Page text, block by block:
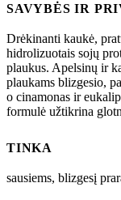
SAVYBĖS IR
Drėkinanti kaukė,
hidrolizuotais sojų
plaukus. Apelsinų ir
plaukams blizgesio,
o cinamonas ir
formulė užtikrina
TINKA
sausiems, blizgesį